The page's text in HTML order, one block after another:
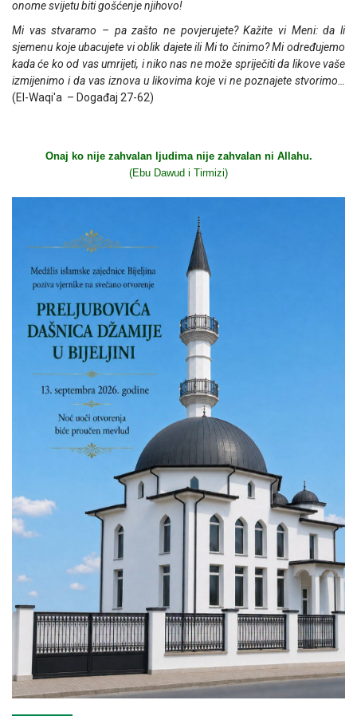
onome svijetu biti gošćenje njihovo!
Mi vas stvaramo – pa zašto ne povjerujete? Kažite vi Meni: da li
sjemenu koje ubacujete vi oblik dajete ili Mi to činimo? Mi određujemo
kada će ko od vas umrijeti, i niko nas ne može spriječiti da likove vaše
izmijenimo i da vas iznova u likovima koje vi ne poznajete stvorimo…
(El-Waqi'a – Događaj 27-62)
Onaj ko nije zahvalan ljudima nije zahvalan ni Allahu.
(Ebu Dawud i Tirmizi)